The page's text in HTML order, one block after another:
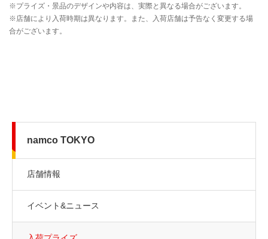
namco TOKYO
店舗情報
イベント&ニュース